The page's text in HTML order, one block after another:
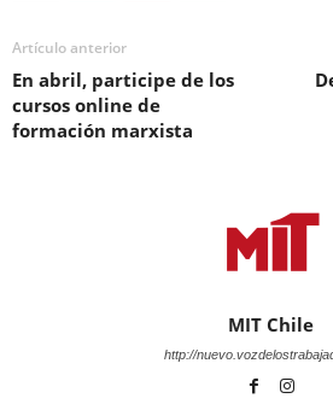
Artículo anterior
En abril, participe de los
cursos online de
formación marxista
MIT Chile
http://